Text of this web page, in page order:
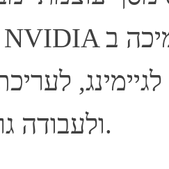
ולעבודה גרפית תובענית.